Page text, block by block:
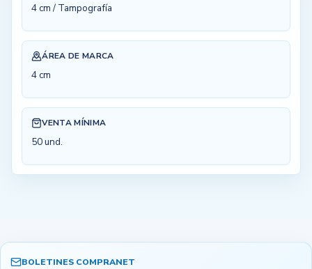
4 cm / Tampografía
ÁREA DE MARCA
4 cm
VENTA MÍNIMA
50 und.
BOLETINES COMPRANET